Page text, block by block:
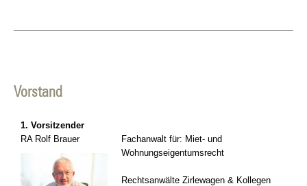
Vorstand
1. Vorsitzender
RA Rolf Brauer
Fachanwalt für: Miet- und
Wohnungseigentumsrecht
Rechtsanwälte Zirlewagen & Kollegen